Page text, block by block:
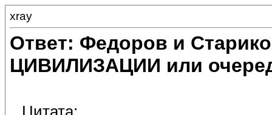
xray
Ответ: Федоров и
ЦИВИЛИЗАЦИИ или